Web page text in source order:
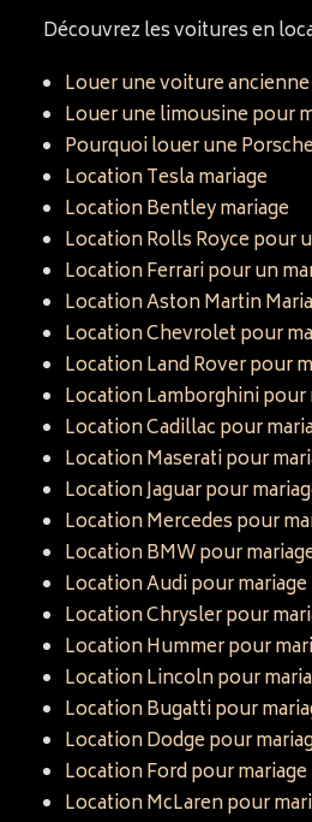
Découvrez les voitures en
Louer une voiture
Louer une limousine pour
Pourquoi louer une
Location Tesla mariage
Location Bentley mariage
Location Rolls Royce pour
Location Ferrari pour un
Location Aston Martin
Location Chevrolet pour
Location Land Rover pour
Location Lamborghini pour
Location Cadillac pour
Location Maserati pour
Location Jaguar pour
Location Mercedes pour
Location BMW pour
Location Audi pour mariage
Location Chrysler pour
Location Hummer pour
Location Lincoln pour
Location Bugatti pour
Location Dodge pour
Location Ford pour mariage
Location McLaren pour